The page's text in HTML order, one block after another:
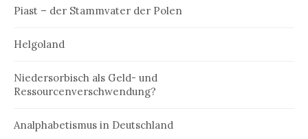
Piast – der Stammvater der Polen
Helgoland
Niedersorbisch als Geld- und
Ressourcenverschwendung?
Analphabetismus in Deutschland